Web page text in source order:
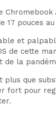
17 pouces au
et
de cette
de la
que
fort pour